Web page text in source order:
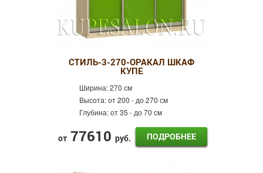
СТИЛЬ-3-270-ОРАКАЛ ШКАФ
КУПЕ
Ширина:270 см
Высота:от 200 - до 270 см
Глубина:от 35 - до 70 см
от 77610 руб. ПОДРОБНЕЕ